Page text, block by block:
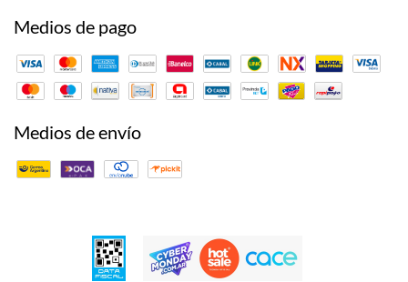
Medios de pago
Medios de envío